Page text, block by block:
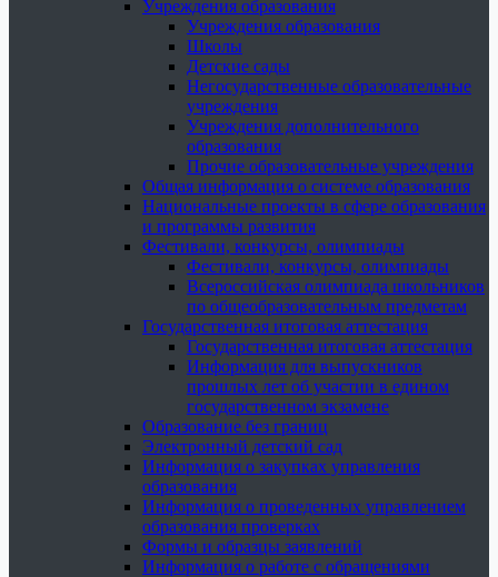
Учреждения образования
Учреждения образования
Школы
Детские сады
Негосударственные образовательные
учреждения
Учреждения дополнительного
образования
Прочие образовательные учреждения
Общая информация о системе образования
Национальные проекты в сфере образования
и программы развития
Фестивали, конкурсы, олимпиады
Фестивали, конкурсы, олимпиады
Всероссийская олимпиада школьников
по общеобразовательным предметам
Государственная итоговая аттестация
Государственная итоговая аттестация
Информация для выпускников
прошлых лет об участии в едином
государственном экзамене
Образование без границ
Электронный детский сад
Информация о закупках управления
образования
Информация о проведенных управлением
образования проверках
Формы и образцы заявлений
Информация о работе с обращениями